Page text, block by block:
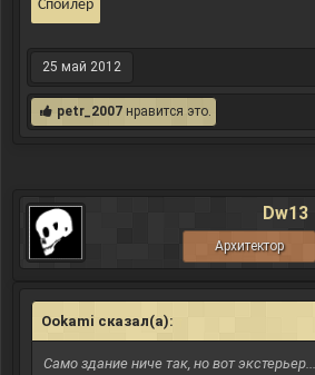
Спойлер
25 май 2012
petr_2007 нравится это.
Dw13
Архитектор
Ookami сказал(а):
Само здание ниче так, но вот